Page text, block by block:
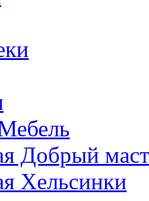
Добрый
Хельсинки